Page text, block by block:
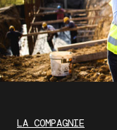
LA COMPAGNIE